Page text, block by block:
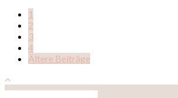
1
2
3
4
Ältere Beiträge